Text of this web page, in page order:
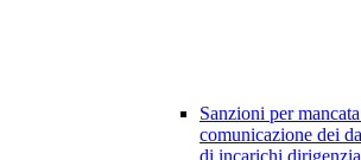
Sanzioni per
comunicazione dei